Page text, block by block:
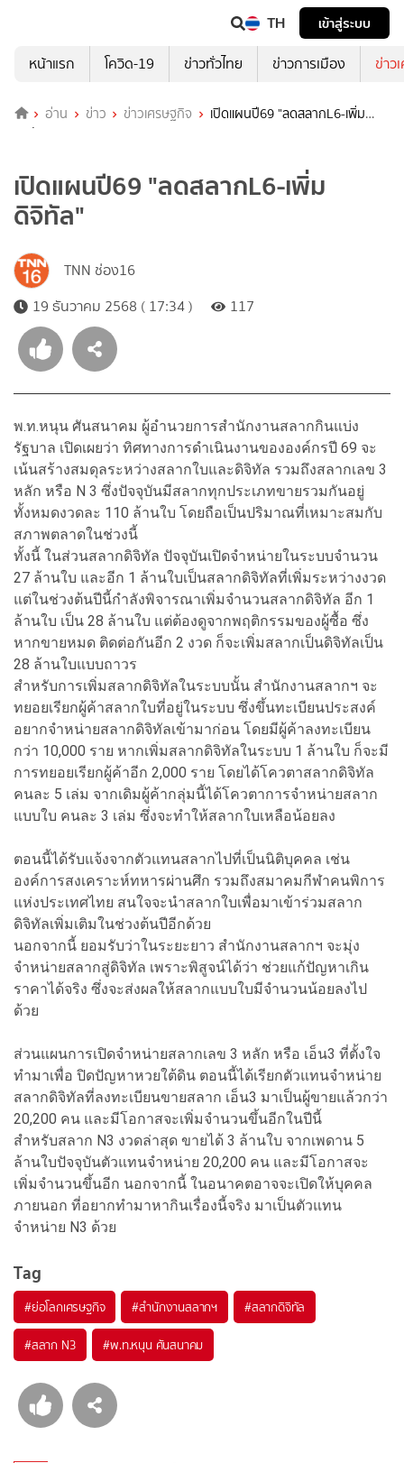
TH
เข้าสู่ระบบ
หน้าแรก
โควิด-19 ข่าวทั่วไทย ข่าวการเมือง ข่าว
อ่าน ข่าว ข่าวเศรษฐกิจ
เปิดแผนปี69 "ลดสลากL6-เพิ่ม
ดิจิทัล"
เปิดแผนปี69 "ลดสลากL6-เพิ่ม
ดิจิทัล"
TNN ช่อง16
19 ธันวาคม 2568 ( 17:34 )
117
พ.ท.หนุน ศันสนาคม ผู้อำนวยการสำนักงานสลากกินแบ่ง
รัฐบาล เปิดเผยว่า ทิศทางการดำเนินงานขององค์กรปี 69 จะ
เน้นสร้างสมดุลระหว่างสลากใบและดิจิทัล รวมถึงสลากเลข 3
หลัก หรือ N 3 ซึ่งปัจจุบันมีสลากทุกประเภทขายรวมกันอยู่
ทั้งหมดงวดละ 110 ล้านใบ โดยถือเป็นปริมาณที่เหมาะสมกับ
สภาพตลาดในช่วงนี้
ทั้งนี้ ในส่วนสลากดิจิทัล ปัจจุบันเปิดจำหน่ายในระบบจำนวน
27 ล้านใบ และอีก 1 ล้านใบเป็นสลากดิจิทัลที่เพิ่มระหว่างงวด
แต่ในช่วงต้นปีนี้กำลังพิจารณาเพิ่มจำนวนสลากดิจิทัล อีก 1
ล้านใบ เป็น 28 ล้านใบ แต่ต้องดูจากพฤติกรรมของผู้ซื้อ ซึ่ง
หากขายหมด ติดต่อกันอีก 2 งวด ก็จะเพิ่มสลากเป็นดิจิทัลเป็น
28 ล้านใบแบบถาวร
สำหรับการเพิ่มสลากดิจิทัลในระบบนั้น สำนักงานสลากฯ จะ
ทยอยเรียกผู้ค้าสลากใบที่อยู่ในระบบ ซึ่งขึ้นทะเบียนประสงค์
อยากจำหน่ายสลากดิจิทัลเข้ามาก่อน โดยมีผู้ค้าลงทะเบียน
กว่า 10,000 ราย หากเพิ่มสลากดิจิทัลในระบบ 1 ล้านใบ ก็จะมี
การทยอยเรียกผู้ค้าอีก 2,000 ราย โดยได้โควตาสลากดิจิทัล
คนละ 5 เล่ม จากเดิมผู้ค้ากลุ่มนี้ได้โควตาการจำหน่ายสลาก
แบบใบ คนละ 3 เล่ม ซึ่งจะทำให้สลากใบเหลือน้อยลง
ตอนนี้ได้รับแจ้งจากตัวแทนสลากไปที่เป็นนิติบุคคล เช่น
องค์การสงเคราะห์ทหารผ่านศึก รวมถึงสมาคมกีฬาคนพิการ
แห่งประเทศไทย สนใจจะนำสลากใบเพื่อมาเข้าร่วมสลาก
ดิจิทัลเพิ่มเติมในช่วงต้นปีอีกด้วย
นอกจากนี้ ยอมรับว่าในระยะยาว สำนักงานสลากฯ จะมุ่ง
จำหน่ายสลากสู่ดิจิทัล เพราะพิสูจน์ได้ว่า ช่วยแก้ปัญหาเกิน
ราคาได้จริง ซึ่งจะส่งผลให้สลากแบบใบมีจำนวนน้อยลงไป
ด้วย
ส่วนแผนการเปิดจำหน่ายสลากเลข 3 หลัก หรือ เอ็น3 ที่ตั้งใจ
ทำมาเพื่อ ปิดปัญหาหวยใต้ดิน ตอนนี้ได้เรียกตัวแทนจำหน่าย
สลากดิจิทัลที่ลงทะเบียนขายสลาก เอ็น3 มาเป็นผู้ขายแล้วกว่า
20,200 คน และมีโอกาสจะเพิ่มจำนวนขึ้นอีกในปีนี้
สำหรับสลาก N3 งวดล่าสุด ขายได้ 3 ล้านใบ จากเพดาน 5
ล้านใบปัจจุบันตัวแทนจำหน่าย 20,200 คน และมีโอกาสจะ
เพิ่มจำนวนขึ้นอีก นอกจากนี้ ในอนาคตอาจจะเปิดให้บุคคล
ภายนอก ที่อยากทำมาหากินเรื่องนี้จริง มาเป็นตัวแทน
จำหน่าย N3 ด้วย
Tag
#ย่อโลกเศรษฐกิจ #สำนักงานสลากฯ #สลากดิจิทัล
#สลาก N3 #พ.ท.หนุน ศันสนาคม